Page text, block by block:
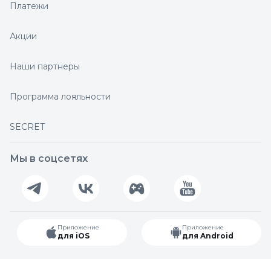
Платежи
Акции
Наши партнеры
Программа лояльности
SECRET
Мы в соцсетях
Приложение
для iOS
Приложение
для Android